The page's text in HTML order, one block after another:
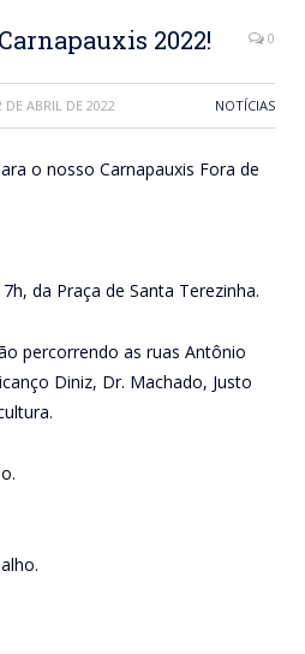
2022! 0
DE ABRIL DE 2022 NOTÍCIAS
o nosso Carnapauxis Fora de
da Praça de Santa Terezinha.
percorrendo as ruas Antônio
Diniz, Dr. Machado, Justo